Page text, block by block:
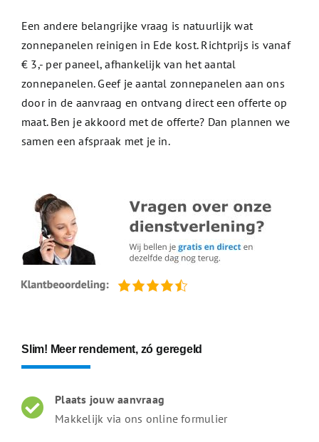
Een andere belangrijke vraag is natuurlijk wat
zonnepanelen reinigen in Ede kost. Richtprijs is vanaf
€ 3,- per paneel, afhankelijk van het aantal
zonnepanelen. Geef je aantal zonnepanelen aan ons
door in de aanvraag en ontvang direct een offerte op
maat. Ben je akkoord met de offerte? Dan plannen we
samen een afspraak met je in.
Slim! Meer rendement, zó geregeld
Plaats jouw aanvraag
Makkelijk via ons online formulier